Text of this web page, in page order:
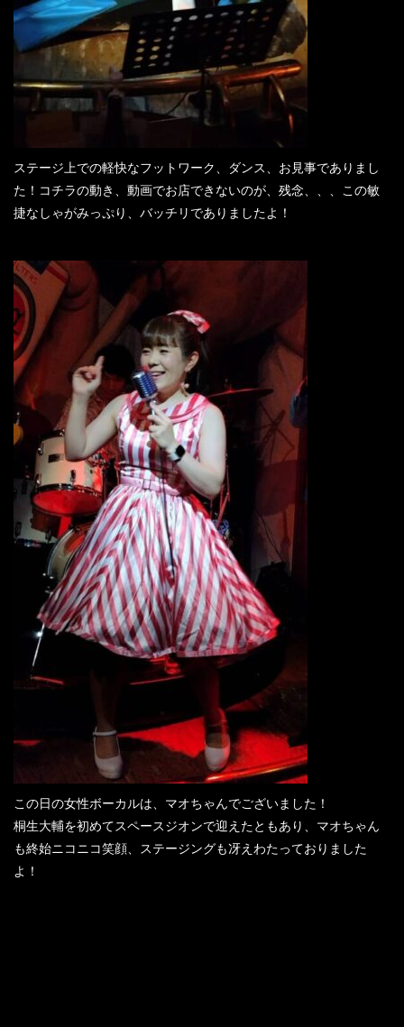
ステージ上での軽快なフットワーク、ダンス、お見事でありまし
た！コチラの動き、動画でお店できないのが、残念、、、この敏
捷なしゃがみっぷり、バッチリでありましたよ！
この日の女性ボーカルは、マオちゃんでございました！
桐生大輔を初めてスペースジオンで迎えたともあり、マオちゃん
も終始ニコニコ笑顔、ステージングも冴えわたっておりました
よ！